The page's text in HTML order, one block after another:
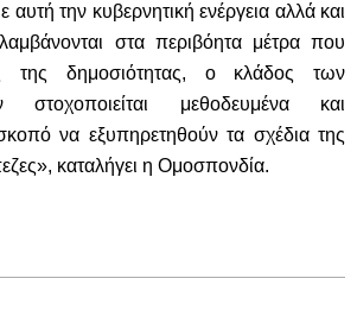
αυτή την κυβερνητική ενέργεια αλλά και
στα περιβόητα μέτρα που
δημοσιότητας, ο κλάδος των
στοχοποιείται μεθοδευμένα και
να εξυπηρετηθούν τα σχέδια της
καταλήγει η Ομοσπονδία.